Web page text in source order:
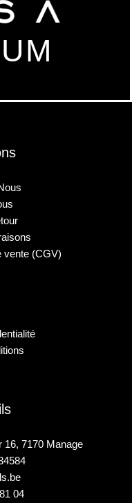
vente (CGV)
16, 7170 Manage
04